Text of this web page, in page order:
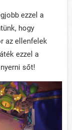
ezzel a
hogy
az ellenfelek
ezzel a
sőt!